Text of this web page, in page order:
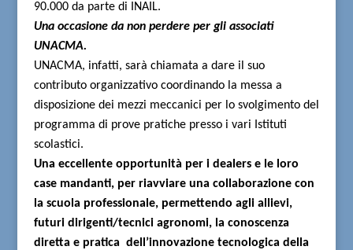
90.000 da parte di INAIL.
Una occasione da non perdere per gli associati
UNACMA.
UNACMA, infatti, sarà chiamata a dare il suo
contributo organizzativo coordinando la messa a
disposizione dei mezzi meccanici per lo svolgimento del
programma di prove pratiche presso i vari Istituti
scolastici.
Una eccellente opportunità per i dealers e le loro
case mandanti, per riavviare una collaborazione con
la scuola professionale, permettendo agli allievi,
futuri dirigenti/tecnici agronomi, la conoscenza
diretta e pratica dell’innovazione tecnologica della